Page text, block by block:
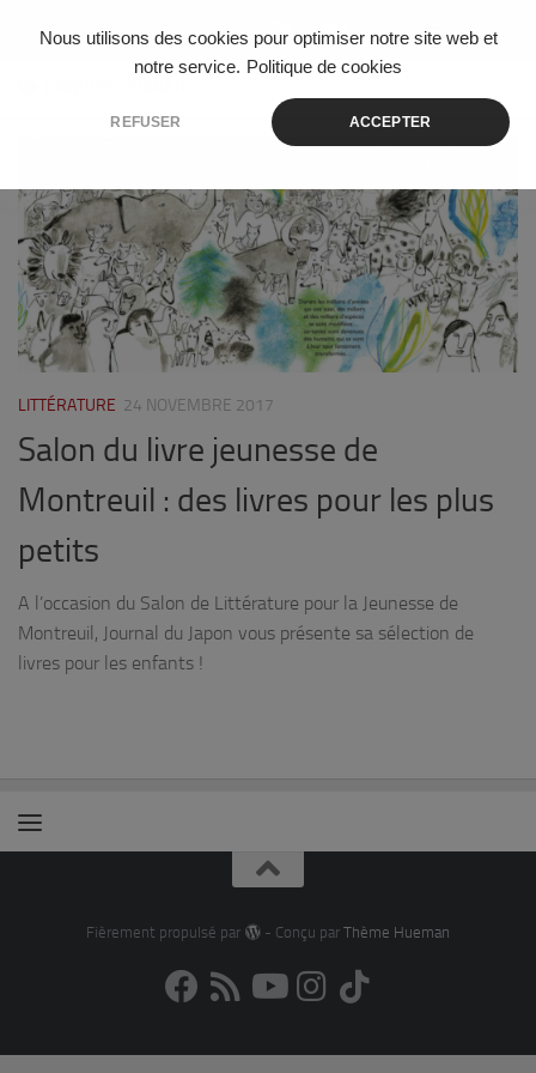
Nous utilisons des cookies pour optimiser notre site web et
notre service. Politique de cookies
REFUSER ACCEPTER
Skip to content
LITTÉRATURE 24 NOVEMBRE 2017
Salon du livre jeunesse de
Montreuil : des livres pour les plus
petits
A l’occasion du Salon de Littérature pour la Jeunesse de
Montreuil, Journal du Japon vous présente sa sélection de
livres pour les enfants !
Fièrement propulsé par - Conçu par Thème Hueman